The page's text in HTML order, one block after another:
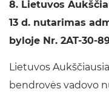
8. Lietuvos
13 d. nutarimas
byloje Nr. 2AT-30-
Lietuvos
bendrovės vadovo